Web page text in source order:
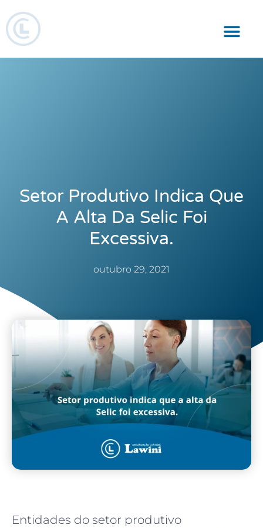
Setor Produtivo Indica Que
A Alta Da Selic Foi
Excessiva.
outubro 29, 2021
Entidades do setor produtivo